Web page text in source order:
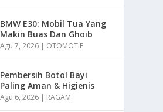
BMW E30: Mobil Tua Yang
Makin Buas Dan Ghoib
Agu 7, 2026 | OTOMOTIF
Pembersih Botol Bayi
Paling Aman & Higienis
Agu 6, 2026 | RAGAM